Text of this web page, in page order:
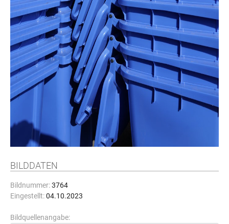
BILDDATEN
Bildnummer:3764
Eingestellt:04.10.2023
Bildquellenangabe: